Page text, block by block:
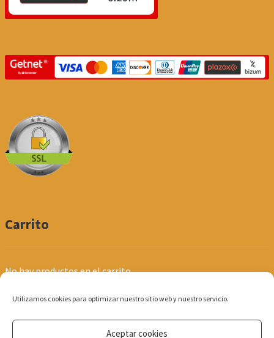
Utilizamos cookies para optimizar nuestro sitio web y nuestro servicio.
Aceptar cookies
Carrito
No hay productos en el carrito.